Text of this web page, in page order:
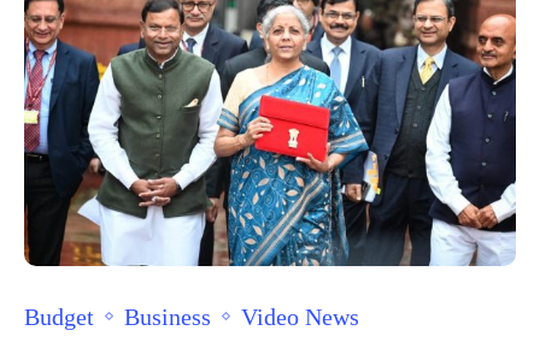
Budget Business Video News